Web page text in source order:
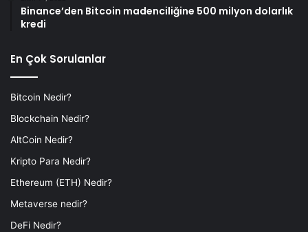
Binance’den Bitcoin madenciliğine 500 milyon dolarlık
kredi
En Çok Sorulanlar
Bitcoin Nedir?
Blockchain Nedir?
AltCoin Nedir?
Kripto Para Nedir?
Ethereum (ETH) Nedir?
Metaverse nedir?
DeFi Nedir?